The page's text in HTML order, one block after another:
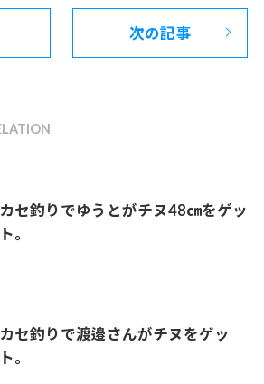
次の記事
カセ釣りでゆうとがチヌ48㎝をゲッ
ト。
カセ釣りで渡邉さんがチヌをゲッ
ト。